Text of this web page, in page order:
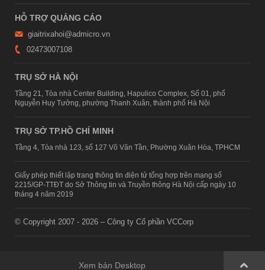
HỖ TRỢ QUẢNG CÁO
giaitrixahoi@admicro.vn
02473007108
TRỤ SỞ HÀ NỘI
Tầng 21, Tòa nhà Center Building, Hapulico Complex, Số 01, phố
Nguyễn Huy Tưởng, phường Thanh Xuân, thành phố Hà Nội
TRỤ SỞ TP.HỒ CHÍ MINH
Tầng 4, Tòa nhà 123, số 127 Võ Văn Tần, Phường Xuân Hòa, TPHCM
Giấy phép thiết lập trang thông tin điện tử tổng hợp trên mạng số
2215/GP-TTĐT do Sở Thông tin và Truyền thông Hà Nội cấp ngày 10
tháng 4 năm 2019
© Copyright 2007 - 2026 – Công ty Cổ phần VCCorp
Xem bản Desktop